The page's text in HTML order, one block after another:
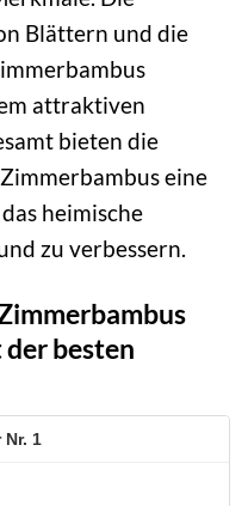
Blättern und die
attraktiven
bieten die
eine
heimische
zu verbessern.
besten
1